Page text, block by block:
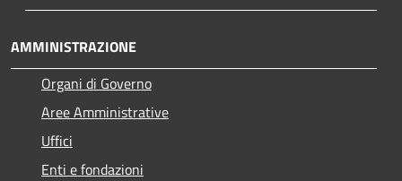
AMMINISTRAZIONE
Organi di Governo
Aree Amministrative
Uffici
Enti e fondazioni